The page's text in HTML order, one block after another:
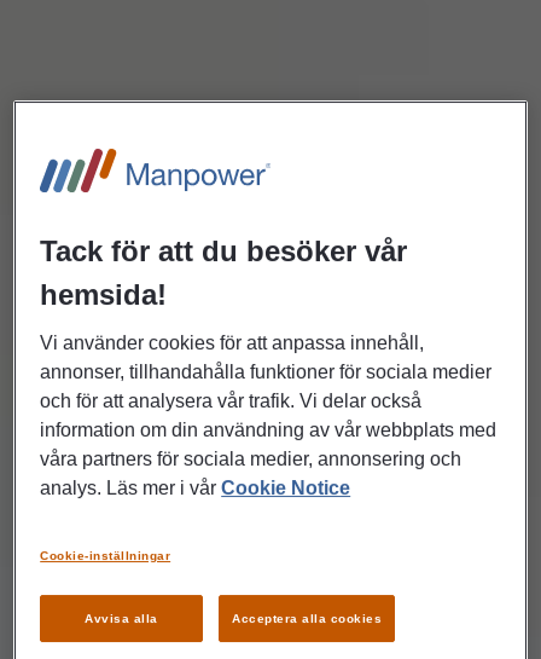
Tack för att du besöker vår
hemsida!
Vi använder cookies för att anpassa innehåll,
annonser, tillhandahålla funktioner för sociala medier
och för att analysera vår trafik. Vi delar också
information om din användning av vår webbplats med
våra partners för sociala medier, annonsering och
analys. Läs mer i vårCookie Notice
Avvisa alla Acceptera alla cookies
Cookie-inställningar